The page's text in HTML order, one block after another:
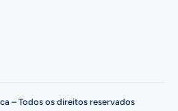
– Todos os direitos reservados